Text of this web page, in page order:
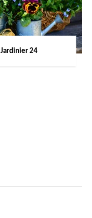
Jardinier 24